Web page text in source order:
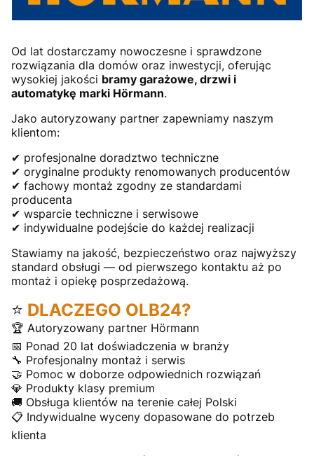
Od lat dostarczamy nowoczesne i sprawdzone
rozwiązania dla domów oraz inwestycji, oferując
wysokiej jakości bramy garażowe, drzwi i
automatykę marki Hörmann.
Jako autoryzowany partner zapewniamy naszym
klientom:
✔ profesjonalne doradztwo techniczne
✔ oryginalne produkty renomowanych producentów
✔ fachowy montaż zgodny ze standardami
producenta
✔ wsparcie techniczne i serwisowe
✔ indywidualne podejście do każdej realizacji
Stawiamy na jakość, bezpieczeństwo oraz najwyższy
standard obsługi — od pierwszego kontaktu aż po
montaż i opiekę posprzedażową.
⭐ DLACZEGO OLB24?
🏆 Autoryzowany partner Hörmann
📅 Ponad 20 lat doświadczenia w branży
🔧 Profesjonalny montaż i serwis
🤝 Pomoc w doborze odpowiednich rozwiązań
💎 Produkty klasy premium
🚚 Obsługa klientów na terenie całej Polski
📋 Indywidualne wyceny dopasowane do potrzeb
klienta